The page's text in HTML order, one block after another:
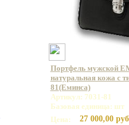
Портфель мужской
натуральная кожа с
81(Еминса)
Артикул: 7031-81
Базовая единица: шт
Цена:
27 000,00